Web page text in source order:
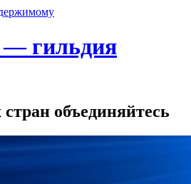
— гильдия
объединяйтесь